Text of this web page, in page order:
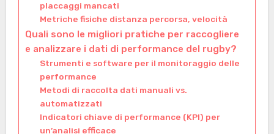
placcaggi mancati
Metriche fisiche distanza percorsa, velocità
Quali sono le migliori pratiche per raccogliere
e analizzare i dati di performance del rugby?
Strumenti e software per il monitoraggio delle
performance
Metodi di raccolta dati manuali vs.
automatizzati
Indicatori chiave di performance (KPI) per
un’analisi efficace